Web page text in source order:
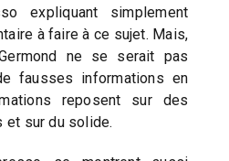
expliquant simplement
à faire à ce sujet. Mais,
ne se serait pas
fausses informations en
reposent sur des
sur du solide.